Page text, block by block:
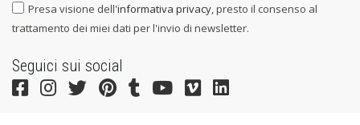
Presa visione dell'informativa privacy, presto il consenso al
trattamento dei miei dati per l'invio di newsletter.
Seguici sui social